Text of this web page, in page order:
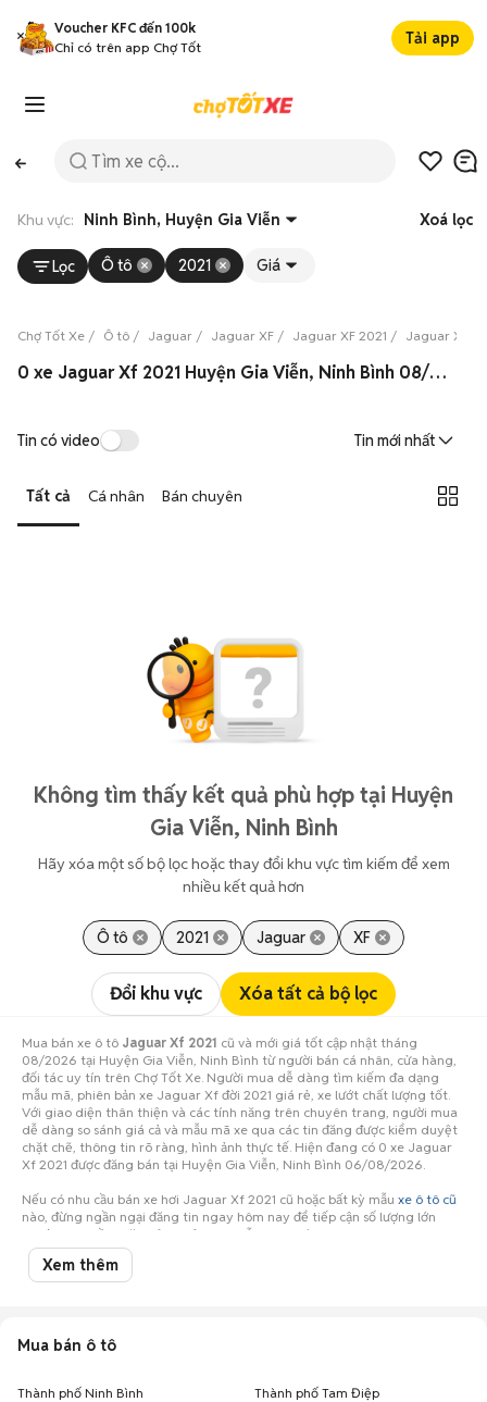
Voucher KFC đến 100k
Chỉ có trên app Chợ Tốt
Tải app
Khu vực: Ninh Bình, Huyện Gia Viễn Xoá lọc
Lọc Ô tô 2021 Giá
Chợ Tốt Xe Ô tô Jaguar Jaguar XF Jaguar XF 2021 Jaguar XF
0 xe Jaguar Xf 2021 Huyện Gia Viễn, Ninh Bình 08/2026
Tin có video Tin mới nhất
Tất cả Cá nhân Bán chuyên
Không tìm thấy kết quả phù hợp tại Huyện
Gia Viễn, Ninh Bình
Hãy xóa một số bộ lọc hoặc thay đổi khu vực tìm kiếm để xem
nhiều kết quả hơn
Ô tô 2021 Jaguar XF
Đổi khu vực Xóa tất cả bộ lọc
Mua bán xe ô tô Jaguar Xf 2021 cũ và mới giá tốt cập nhật tháng
08/2026 tại Huyện Gia Viễn, Ninh Bình từ người bán cá nhân, cửa hàng,
đối tác uy tín trên Chợ Tốt Xe. Người mua dễ dàng tìm kiếm đa dạng
mẫu mã, phiên bản xe Jaguar Xf đời 2021 giá rẻ, xe lướt chất lượng tốt.
Với giao diện thân thiện và các tính năng trên chuyên trang, người mua
dễ dàng so sánh giá cả và mẫu mã xe qua các tin đăng được kiểm duyệt
chặt chẽ, thông tin rõ ràng, hình ảnh thực tế. Hiện đang có 0 xe Jaguar
Xf 2021 được đăng bán tại Huyện Gia Viễn, Ninh Bình 06/08/2026.
Nếu có nhu cầu bán xe hơi Jaguar Xf 2021 cũ hoặc bất kỳ mẫu xe ô tô cũ
nào, đừng ngần ngại đăng tin ngay hôm nay để tiếp cận số lượng lớn
người mua tiềm năng ở Huyện Gia Viễn, Ninh Bình!
Xem thêm
Mua bán ô tô
Thành phố Ninh Bình Thành phố Tam Điệp